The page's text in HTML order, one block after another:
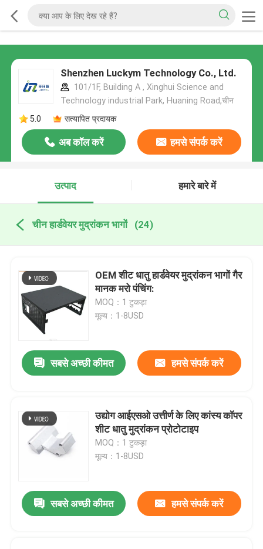
Shenzhen Luckym Technology Co., Ltd.
101/1F, Building A , Xinghui Science and
Technology industrial Park, Huaning Road,चीन
5.0
सत्यापित प्रदायक
अब कॉल करें हमसे संपर्क करें
उत्पाद हमारे बारे में
चीन हार्डवेयर मुद्रांकन भागों (24)
OEM शीट धातु हार्डवेयर मुद्रांकन भागों गैर
मानक मरो पंचिंग:
MOQ：1 टुकड़ा
मूल्य：1-8USD
सबसे अच्छी कीमत हमसे संपर्क करें
उद्योग आईएसओ उत्तीर्ण के लिए कांस्य कॉपर
शीट धातु मुद्रांकन प्रोटोटाइप
MOQ：1 टुकड़ा
मूल्य：1-8USD
सबसे अच्छी कीमत हमसे संपर्क करें